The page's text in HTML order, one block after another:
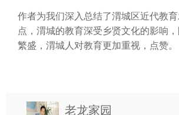
作者为我们深入总结了渭城区近代教
点，渭城的教育深受乡贤文化的影响
繁盛，渭城人对教育更加重视，点赞。
老龙家园